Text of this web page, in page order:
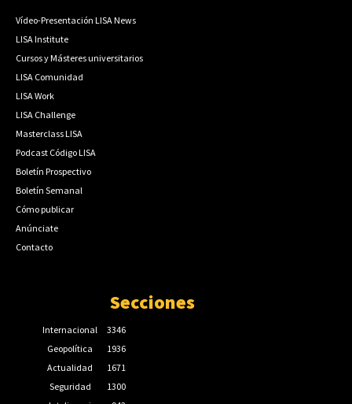
Vídeo-Presentación LISA News
LISA Institute
Cursos y Másteres universitarios
LISA Comunidad
LISA Work
LISA Challenge
Masterclass LISA
Podcast Código LISA
Boletín Prospectivo
Boletín Semanal
Cómo publicar
Anúnciate
Contacto
Secciones
Internacional
3346
Geopolítica
1936
Actualidad
1671
Seguridad
1300